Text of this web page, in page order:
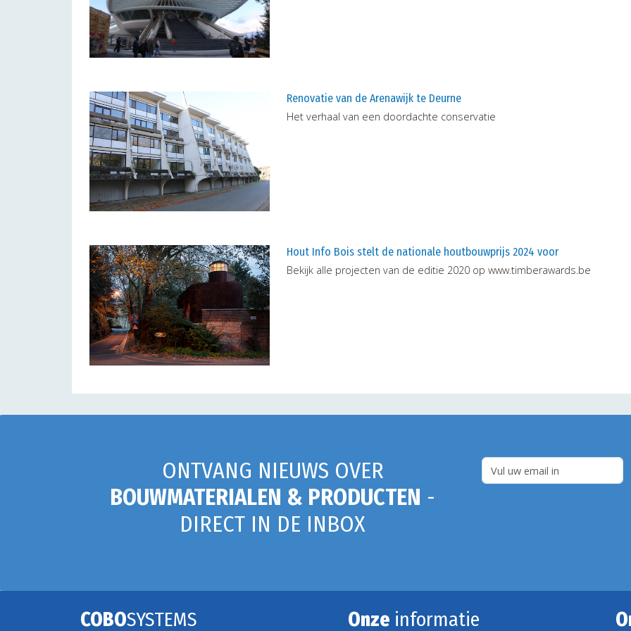
Renovatie van de Arenawijk te Deurne
Het verhaal van een doordachte conservatie
Hout Info Bois stelt de nationale houtbouwprijs 2024 voor
Bekijk alle projecten van de editie 2020 op www.timberawards.be
ONTVANG NIEUWS OVER
BOUWMATERIALEN & PRODUCTEN -
DIRECT IN DE INBOX
COBOSYSTEMS Onze informatie